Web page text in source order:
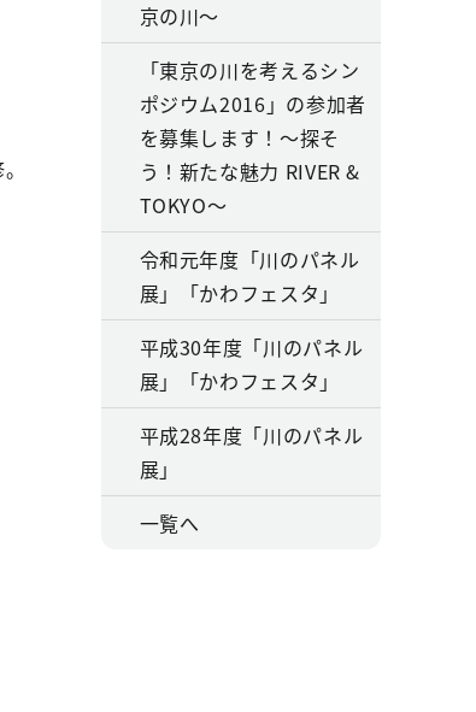
京の川～
「東京の川を考えるシン
ポジウム2016」の参加者
を募集します！～探そ
う！新たな魅力 RIVER &
TOKYO～
令和元年度「川のパネル
展」「かわフェスタ」
平成30年度「川のパネル
展」「かわフェスタ」
平成28年度「川のパネル
展」
一覧へ